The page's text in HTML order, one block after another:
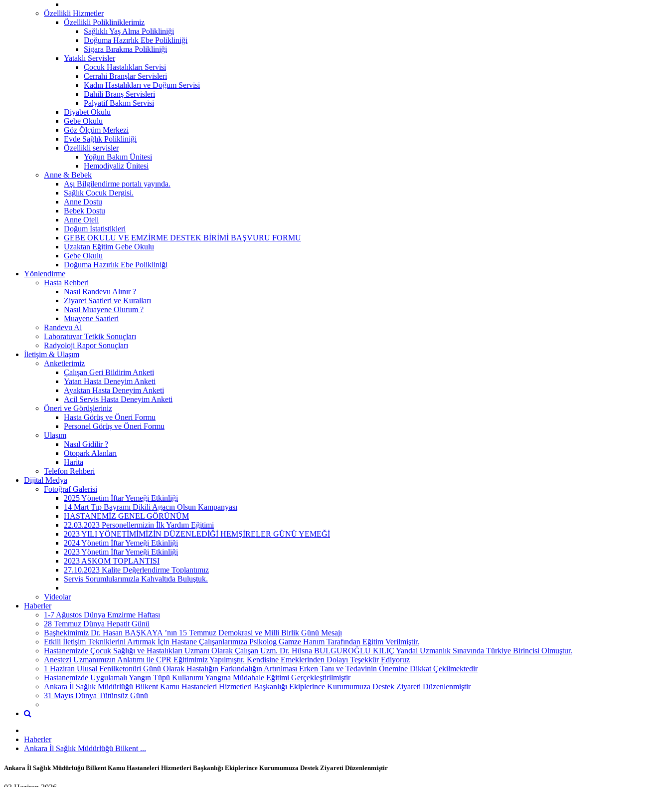
Özellikli Hizmetler
Özellikli Polikliniklerimiz
Sağlıklı Yaş Alma Polikliniği
Doğuma Hazırlık Ebe Polikliniği
Sigara Bırakma Polikliniği
Yataklı Servisler
Çocuk Hastalıkları Servisi
Cerrahi Branşlar Servisleri
Kadın Hastalıkları ve Doğum Servisi
Dahili Branş Servisleri
Palyatif Bakım Servisi
Diyabet Okulu
Gebe Okulu
Göz Ölçüm Merkezi
Evde Sağlık Polikliniği
Özellikli servisler
Yoğun Bakım Ünitesi
Hemodiyaliz Ünitesi
Anne & Bebek
Aşı Bilgilendirme portalı yayında.
Sağlık Çocuk Dergisi.
Anne Dostu
Bebek Dostu
Anne Oteli
Doğum İstatistikleri
GEBE OKULU VE EMZİRME DESTEK BİRİMİ BAŞVURU FORMU
Uzaktan Eğitim Gebe Okulu
Gebe Okulu
Doğuma Hazırlık Ebe Polikliniği
Yönlendirme
Hasta Rehberi
Nasıl Randevu Alınır ?
Ziyaret Saatleri ve Kuralları
Nasıl Muayene Olurum ?
Muayene Saatleri
Randevu Al
Laboratuvar Tetkik Sonuçları
Radyoloji Rapor Sonuçları
İletişim & Ulaşım
Anketlerimiz
Çalışan Geri Bildirim Anketi
Yatan Hasta Deneyim Anketi
Ayaktan Hasta Deneyim Anketi
Acil Servis Hasta Deneyim Anketi
Öneri ve Görüşleriniz
Hasta Görüş ve Öneri Formu
Personel Görüş ve Öneri Formu
Ulaşım
Nasıl Gidilir ?
Otopark Alanları
Harita
Telefon Rehberi
Dijital Medya
Fotoğraf Galerisi
2025 Yönetim İftar Yemeği Etkinliği
14 Mart Tıp Bayramı Dikili Agacın Olsun Kampanyası
HASTANEMİZ GENEL GÖRÜNÜM
22.03.2023 Personellermizin İlk Yardım Eğitimi
2023 YILI YÖNETİMİMİZİN DÜZENLEDİĞİ HEMŞİRELER GÜNÜ YEMEĞİ
2024 Yönetim İftar Yemeği Etkinliği
2023 Yönetim İftar Yemeği Etkinliği
2023 ASKOM TOPLANTISI
27.10.2023 Kalite Değerlendirme Toplantımız
Servis Sorumlularımızla Kahvaltıda Buluştuk.
Videolar
Haberler
1-7 Ağustos Dünya Emzirme Haftası
28 Temmuz Dünya Hepatit Günü
Başhekimimiz Dr. Hasan BAŞKAYA ’nın 15 Temmuz Demokrasi ve Milli Birlik Günü Mesajı
Etkili İletişim Tekniklerini Artırmak İçin Hastane Çalışanlarımıza Psikolog Gamze Hanım Tarafından Eğitim Verilmiştir.
Hastanemizde Çocuk Sağlığı ve Hastalıkları Uzmanı Olarak Çalışan Uzm. Dr. Hüsna BULGUROĞLU KILIÇ Yandal Uzmanlık Sınavında Türkiye Birincisi Olmuştur.
Anestezi Uzmanımızın Anlatımı ile CPR Eğitimimiz Yapılmıştır. Kendisine Emeklerinden Dolayı Teşekkür Ediyoruz
1 Haziran Ulusal Fenilketonüri Günü Olarak Hastalığın Farkındalığın Artırılması Erken Tanı ve Tedavinin Önemine Dikkat Çekilmektedir
Hastanemizde Uygulamalı Yangın Tüpü Kullanımı Yangına Müdahale Eğitimi Gerçekleştirilmiştir
Ankara İl Sağlık Müdürlüğü Bilkent Kamu Hastaneleri Hizmetleri Başkanlığı Ekiplerince Kurumumuza Destek Ziyareti Düzenlenmiştir
31 Mayıs Dünya Tütünsüz Günü
Haberler
Ankara İl Sağlık Müdürlüğü Bilkent ...
Ankara İl Sağlık Müdürlüğü Bilkent Kamu Hastaneleri Hizmetleri Başkanlığı Ekiplerince Kurumumuza Destek Ziyareti Düzenlenmiştir